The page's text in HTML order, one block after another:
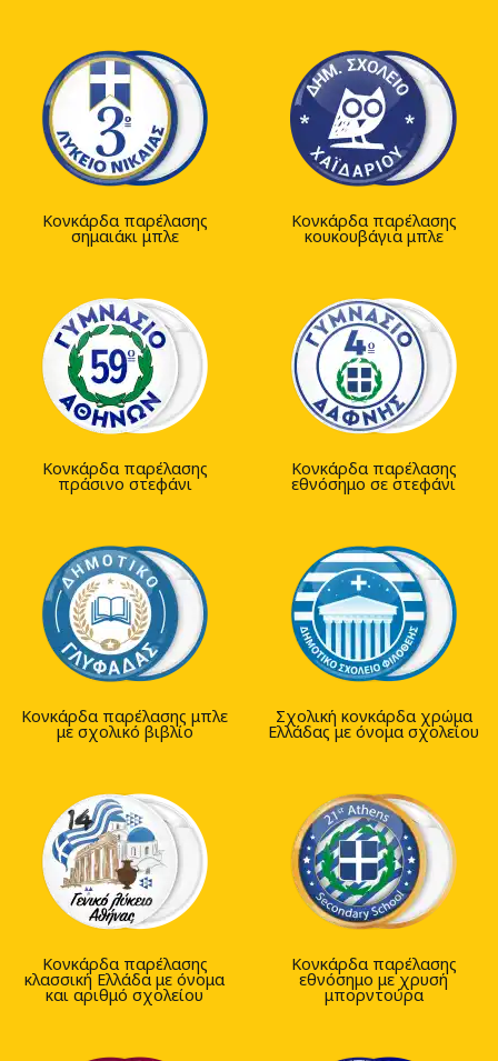
Κονκάρδα παρέλασης
σημαιάκι μπλε
Κονκάρδα παρέλασης
κουκουβάγια μπλε
Κονκάρδα παρέλασης
πράσινο στεφάνι
Κονκάρδα παρέλασης
εθνόσημο σε στεφάνι
Κονκάρδα παρέλασης μπλε
με σχολικό βιβλίο
Σχολική κονκάρδα χρώμα
Ελλάδας με όνομα σχολείου
Κονκάρδα παρέλασης
κλασσική Ελλάδα με όνομα
και αριθμό σχολείου
Κονκάρδα παρέλασης
εθνόσημο με χρυσή
μπορντούρα